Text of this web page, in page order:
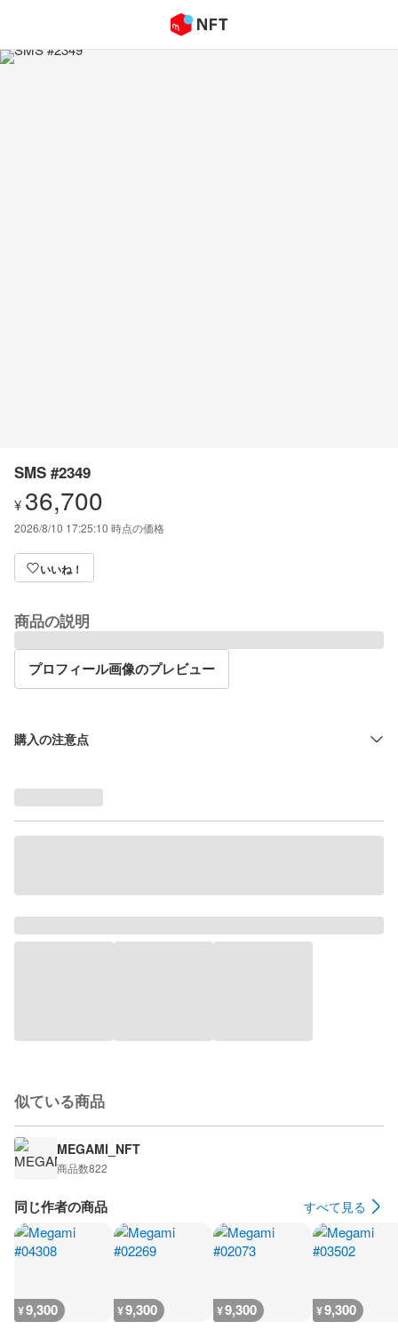
SMS #2349
¥ 36,700
2026/8/10 17:25:10 時点の価格
いいね！
商品の説明
プロフィール画像のプレビュー
購入の注意点
似ている商品
MEGAMI_NFT
商品数822
同じ作者の商品 すべて見る
¥9,300 ¥9,300 ¥9,300 ¥9,300